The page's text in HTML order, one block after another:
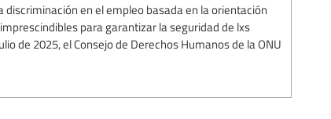
discriminación en el empleo basada en la orientación
para garantizar la seguridad de lxs
de 2025, el Consejo de Derechos Humanos de la ONU